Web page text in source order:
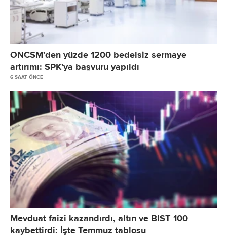
ONCSM'den yüzde 1200 bedelsiz sermaye
artırımı: SPK'ya başvuru yapıldı
6 SAAT ÖNCE
Mevduat faizi kazandırdı, altın ve BIST 100
kaybettirdi: İşte Temmuz tablosu